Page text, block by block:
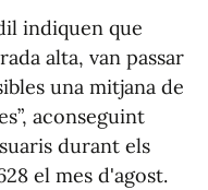
indiquen que
alta, van passar
una mitjana de
aconseguint
durant els
el mes d'agost.